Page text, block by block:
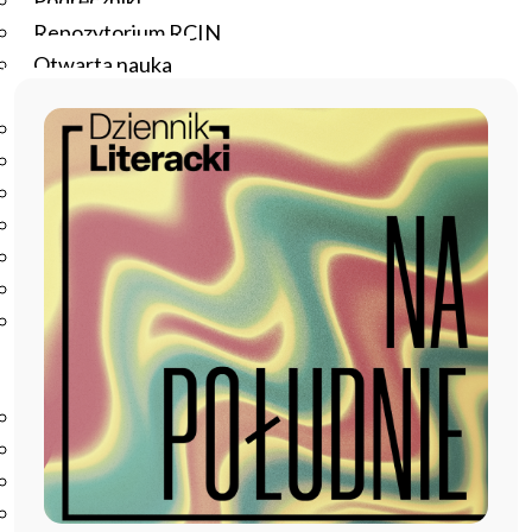
Repozytorium RCIN
Otwarta nauka
Studia podyplomowe
Szkolenia
Szkoła Doktorska Anthropos
Erasmus
Olimpiada Literatury i Języka Polskiego
Olimpiada Literatury i Języka Polskiego dla Szkół
Podstawowych
Biblioteka
O bibliotece
Godziny otwarcia
Katalog
Nowości